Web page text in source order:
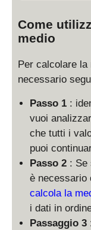
Come
medio
Per calcolare la
necessario
Passo 1 :
vuoi
che tutti i
puoi
Passo 2 : Se
è necessario
calcola la
i dati in
Passaggio 3